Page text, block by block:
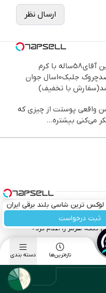
بازدید از IM LS7 لوکس ترین شاسی بلند برقی ایران
در باشگاه انقلاب
ثبت درخواست
ارسال نظر
این آقای58ساله با کرم
ضدچروک جلبک10سال جوان
با تخفیف)
واقعی پوستت از چیزی که
می‌کنی بیشتره...
موشکی به یک نفتکش
تنگه هرمز را اعلام کرد+
تازه‌ترین‌ها دسته بندی